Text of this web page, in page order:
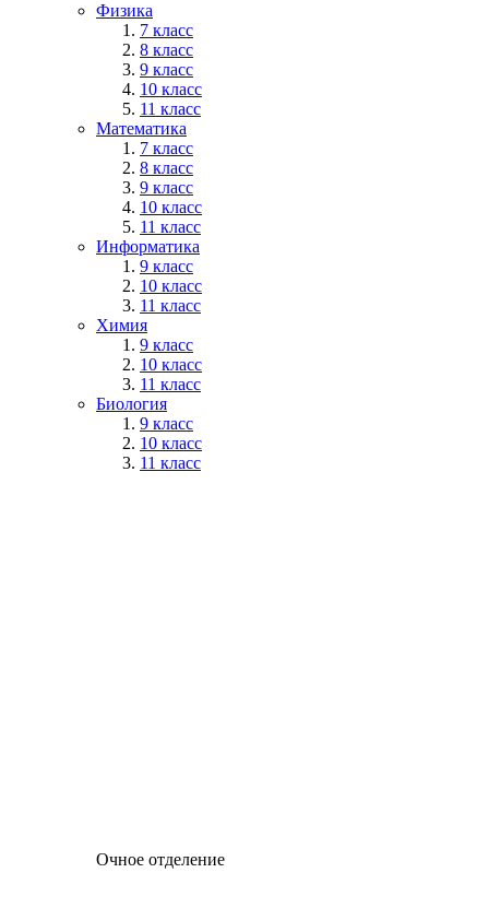
Физика
7 класс
8 класс
9 класс
10 класс
11 класс
Математика
7 класс
8 класс
9 класс
10 класс
11 класс
Информатика
9 класс
10 класс
11 класс
Химия
9 класс
10 класс
11 класс
Биология
9 класс
10 класс
11 класс
Очное отделение